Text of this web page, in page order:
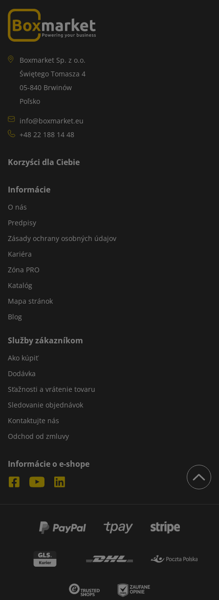
Boxmarket Sp. z o.o.
Świętego Tomasza 4
05-840 Brwinów
Poľsko
info@boxmarket.eu
+48 22 188 14 48
Korzyści dla Ciebie
Informácie
O nás
Predpisy
Zásady ochrany osobných údajov
Kariéra
Zóna PRO
Katalóg
Mapa stránok
Blog
Služby zákazníkom
Ako kúpiť
Dodávka
Sťažnosti a vrátenie tovaru
Sledovanie objednávok
Kontaktujte nás
Odchod od zmluvy
Informácie o e-shope